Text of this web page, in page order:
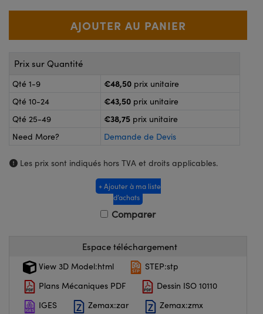
: Microscopie
: Caméras
Gratings™
Prix sur Quantité
Qté 1-9 €48,50 prix unitaire
Qté 10-24
€43,50 prix unitaire
Qté 25-49
€38,75 prix unitaire
Need More?
Demande de Devis
Les prix sont indiqués hors TVA et droits applicables.
+ Ajouter à ma liste
d’achats
Comparer
Espace téléchargement
View 3D Model:html
STEP:stp
Plans Mécaniques PDF
Dessin ISO 10110
IGES
Zemax:zar
Zemax:zmx